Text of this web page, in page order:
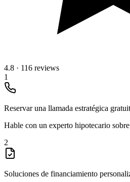
4.8 · 116 reviews
1
Reservar una llamada estratégica
Hable con un experto hipotecario
2
Soluciones de financiamiento